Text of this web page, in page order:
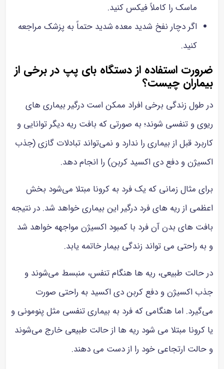
ماسک را کاملاً فیکس کنید.
اگر دچار نفخ شدید معده شدید حتماً به پزشک مراجعه
کنید.
ضرورت استفاده از دستگاه بای پپ در برخی از
بیماران چیست؟
در طول زندگی برخی افراد ممکن است درگیر بیماری های
ریوی و تنفسی شوند؛ به صورتی که بافت ریه دیگر توانایی و
کاربرد قبل از بیماری را ندارد و نمی‌تواند تبادلات گازی (جذب
اکسیژن و دفع دی اکسید کربن) را انجام دهد.
برای مثال زمانی که یک فرد به کرونا مبتلا می‌شود بخش
اعظمی از ریه های فرد درگیر این بیماری خواهد شد. در نتیجه
بافت های بدن آن فرد با کمبود اکسیژن مواجهه خواهد شد
و به راحتی می تواند زندگی بیمار خاتمه یابد.
در حالت طبیعی، ریه ها هنگام تنفس، منبسط می‌شوند و
جذب اکسیژن و دفع کربن دی اکسید به راحتی صورت
می‌گیرد. اما هنگامی که فرد به بیماری تنفسی مثل پنومونی و
یا کرونا مبتلا می شود ریه ها از حالت طبیعی خارج می‌شوند
و حالت ارتجاعی خود را از دست می دهند.